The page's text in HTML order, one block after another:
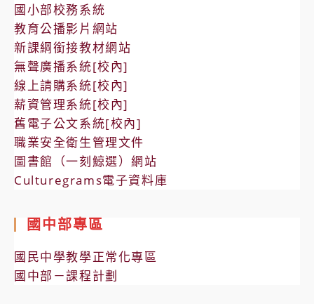
國小部校務系統
教育公播影片網站
新課綱銜接教材網站
無聲廣播系統[校內]
線上請購系統[校內]
薪資管理系統[校內]
舊電子公文系統[校內]
職業安全衛生管理文件
圖書館（一刻鯨選）網站
Culturegrams電子資料庫
國中部專區
國民中學教學正常化專區
國中部－課程計劃